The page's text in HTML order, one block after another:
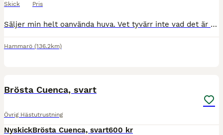
Skick Pris
Säljer min helt oanvända huva. Vet tyvärr inte vad det är för märke eller vad nypriset är. Tror typ 200-300kr🤗 Jag säljer min för 100kr och köparen står för frakten. 😍
Hammarö (136.2km)
Brösta Cuenca, svart
Övrig Hästutrustning
NyskickBrösta Cuenca, svart600 kr